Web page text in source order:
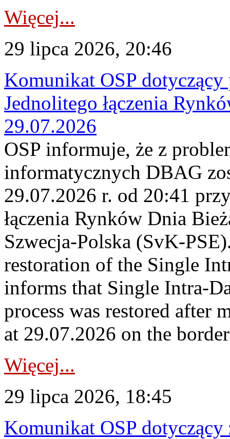
Więcej...
29 lipca 2026, 20:46
Komunikat OSP
Jednolitego łączenia
29.07.2026
OSP informuje, że z
informatycznych DBAG
29.07.2026 r. od 20:41
łączenia Rynków Dnia
Szwecja-Polska (SvK-
restoration of the Single
informs that Single Intra-
process was restored after
at 29.07.2026 on the
Więcej...
29 lipca 2026, 18:45
Komunikat OSP dotyczący